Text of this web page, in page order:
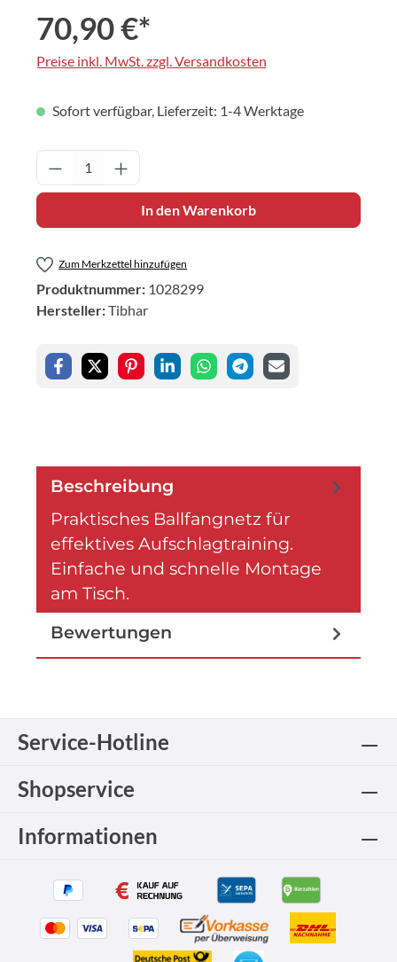
70,90 €*
Preise inkl. MwSt. zzgl. Versandkosten
Sofort verfügbar, Lieferzeit: 1-4 Werktage
Produkt Anzahl: Gib den gewünschten
In den Warenkorb
Zum Merkzettel hinzufügen
Produktnummer: 1028299
Hersteller:Tibhar
Beschreibung
Praktisches Ballfangnetz für
effektives Aufschlagtraining.
Einfache und schnelle Montage
am Tisch.
Bewertungen
Service-Hotline
Shopservice
Informationen